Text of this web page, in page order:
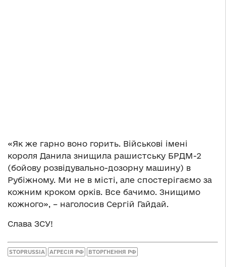
«Як же гарно воно горить. Військові імені
короля Данила знищила рашистську БРДМ-2
(бойову розвідувально-дозорну машину) в
Рубіжному. Ми не в місті, але спостерігаємо за
кожним кроком орків. Все бачимо. Знищимо
кожного», – наголосив Сергій Гайдай.
Слава ЗСУ!
STOPRUSSIA АГРЕСІЯ РФ ВТОРГНЕННЯ РФ